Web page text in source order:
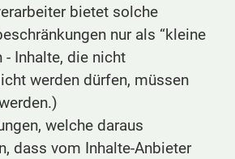
bietet solche
nur als “kleine
- Inhalte, die nicht
werden dürfen, müssen
welche daraus
dass vom Inhalte-Anbieter